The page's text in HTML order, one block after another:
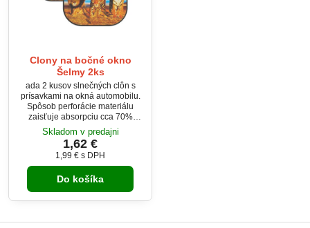
Clony na bočné okno
Šelmy 2ks
ada 2 kusov slnečných clôn s
prísavkami na okná automobilu.
Spôsob perforácie materiálu
zaisťuje absorpciu cca 70%
slnečných lúčov. Po použití je
možné clonu pohodlne zložiť
späť do obalu. Tvar clony - ovál,
potlač motív Šelmy.
Skladom v predajni
1,62 €
1,99 € s DPH
Do košíka